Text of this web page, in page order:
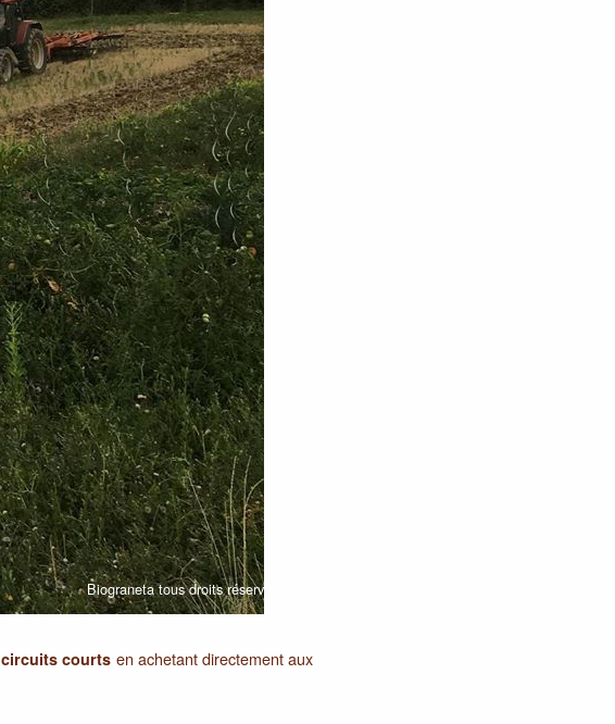
Biograneta tous droits réservés
circuits courts en achetant directement aux